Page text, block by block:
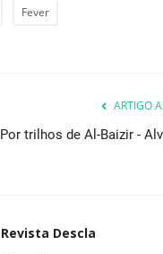
Fever
ARTIGO
Por trilhos de Al-Baizir -
Revista Descla